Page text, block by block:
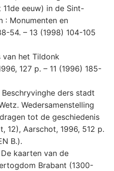
eeuw) in de Sint-
: Monumenten en
54. – 13 (1998) 104-105
van het Tildonk
127 p. – 11 (1996) 185-
Beschryvinghe ders stadt
Wedersamenstelling
tot de geschiedenis
12), Aarschot, 1996, 512 p.
B.).
De kaarten van de
Brabant (1300-